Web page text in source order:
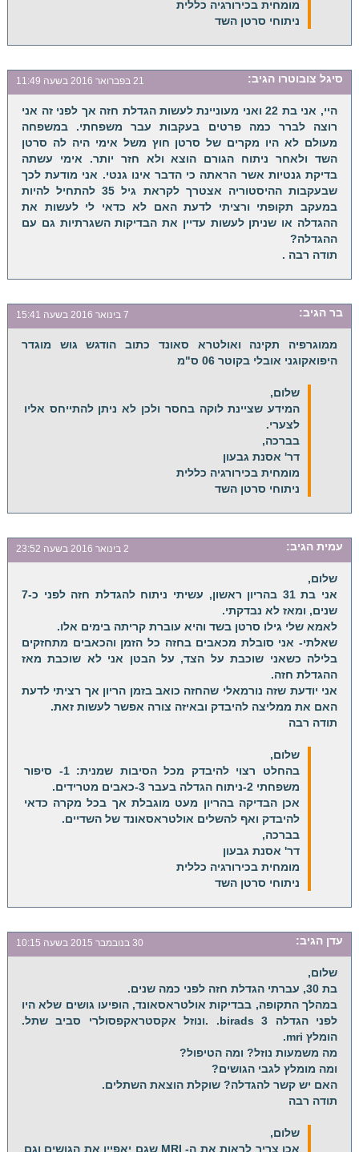
מומחית בכירורגיה כללית
ניתוחי סרטן השד
סיגל צובוטרו הגיב: 21 בפברואר 2016 בשעה 11:49
היי, אני בת 22 ואני מעוניינת לעשות הגדלת חזה אך לפני זה אני
רוצה לברר כמה פרטים בעקבות עבר משפחתי. במשפחה
מעולם לא היו מקרים של סרטן חוץ משל אימי היה לה סרטן
השד ולאחר ניתוח הגורם הוצא ולא חזר יותר. אימי עשתה
בדיקת גנטיות אשר הראתה כי הדבר אינו גנטי. אני מודעת לכך
שבעקבות ההיסטוריה אצטרך לקראת גיל 35 להתחיל להיות
במעקב תקופתי ורציתי לדעת האם לא כדאי לי לעשות את
ההגדלה או שניתן לעשות עדיין את הבדיקות השגרתיות גם עם
ההגדלה?
תודה רבה .
בר הגיב: 7 בינואר 2016 בשעה 15:41
ממוגרפיה תקינה ואולטרא סאונד כתוב הודגש גוש מוגדר
היפואקוגני אובלי בקוטר 06 ס"מ
שלום,
המידע שציינת לוקה בחסר ולכן לא ניתן להתייחס אליו
לצערי.
בברכה,
דר' אסנת גבעון
מומחית בכירורגיה כללית
ניתוחי סרטן השד
עמית הגיב: 2 בינואר 2016 בשעה 23:52
שלום,
אני בת 31 בהריון ראשון, עשיתי ניתוח להגדלת חזה לפני כ-7
שנים, ומאז לא נבדקתי.
לאמא שלי גילו סרטן בשד והיא עוברת קריתה בימים אלו.
שאלתי- אני סובלת מכאבים בחזה כל הזמן והכאבים מתחזקים
בלילה כשאני שוכבת על הצד, על הבטן אני לא שוכבת מאז
ההגדלת חזה.
אני יודעת שזה נורמאלי שהחזה כואב בזמן הריון אך רציתי לדעת
האם את ממליצה להיבדק ובאיזה צורה אפשר לעשות זאת.
תודה רבה
שלום,
בהחלט רצוי להיבדק מכל הסיבות שמנית: 1- סיפור
משפחתי 2-ניתוח הגדלה בעבר 3-כאבים מטרידים.
אכן הבדיקה בהריון מעט מוגבלת אך בכל מקרה כדאי
להיבדק ואף להשלים אולטראסאונד של השדיים.
בברכה,
דר' אסנת גבעון
מומחית בכירורגיה כללית
ניתוחי סרטן השד
עדן הגיב: 30 בנובמבר 2015 בשעה 10:15
שלום,
בת 30, עברתי הגדלת חזה לפני כמה שנים.
במהלך התקופה, בבדיקות אולטראסאונד, הופיעו גושים שלא היו
לפני הגדלה birads 3. .ונוזל אקסטראקפסולרי סביב שתל.
הומלץ mri.
מה משמעות נוזל? ומה הטיפול?
ומה מומלץ לגבי הגושים?
האם יש קשר להגדלה? שוקלת הוצאת השתלים.
תודה רבה
שלום,
אכן צריך לראות את ה- MRI שגם יאפיין את הגושים וגם